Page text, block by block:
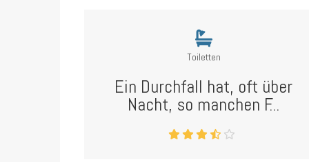
Toiletten
Ein Durchfall hat, oft über
Nacht, so manchen F...